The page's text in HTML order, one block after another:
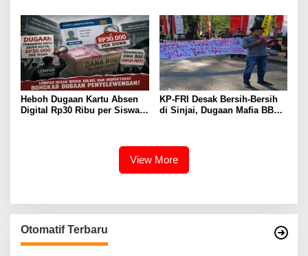
Heboh Dugaan Kartu Absen
Digital Rp30 Ribu per Siswa,
KP-FRI Desak Bersih-Bersih
di Sinjai, Dugaan Mafia BBM
View More
Otomatif Terbaru